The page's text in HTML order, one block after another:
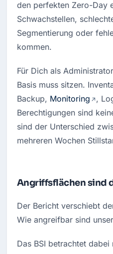
den perfekten Zero-Day
Schwachstellen,
Segmentierung oder
kommen.
Für Dich als
Basis muss sitzen.
Backup, Monitoring
,
Berechtigungen sind
sind der Unterschied
mehreren Wochen
Angriffsflächen sind
Der Bericht verschiebt
Wie angreifbar sind
Das BSI betrachtet